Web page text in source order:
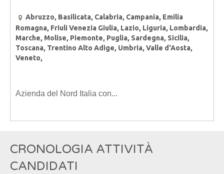
Abruzzo, Basilicata, Calabria, Campania, Emilia
Romagna, Friuli Venezia Giulia, Lazio, Liguria, Lombardia,
Marche, Molise, Piemonte, Puglia, Sardegna, Sicilia,
Toscana, Trentino Alto Adige, Umbria, Valle d'Aosta,
Veneto,
Azienda del Nord Italia con...
CRONOLOGIA ATTIVITÀ
CANDIDATI